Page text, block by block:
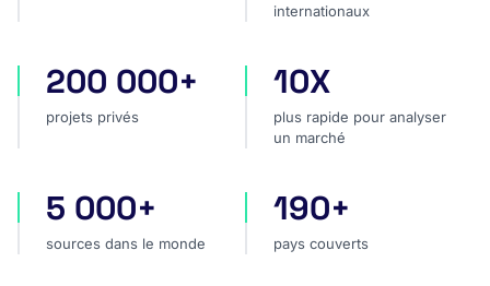
internationaux
projets privés
200 000+
projets privés
plus rapide pour analyser
10X
plus rapide pour analyser
un marché
sources dans le monde
5 000+
sources dans le monde
pays couverts
190+
pays couverts